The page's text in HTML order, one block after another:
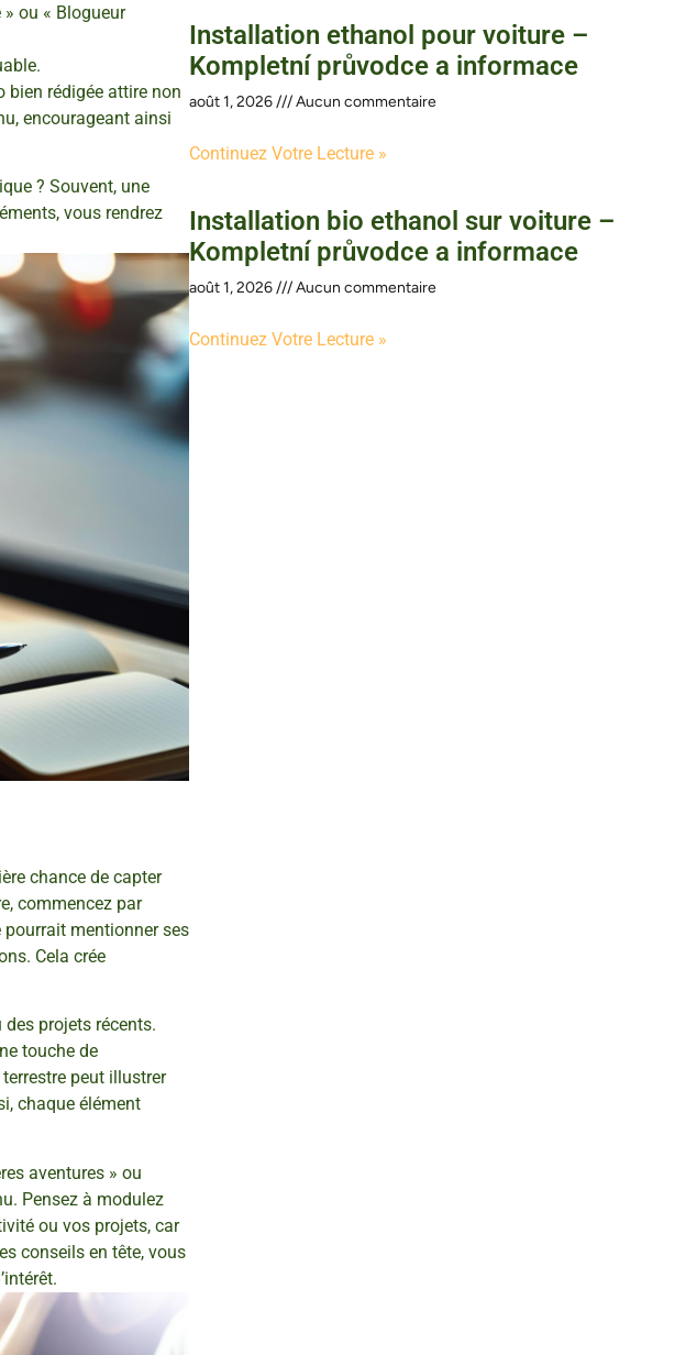
ou « Blogueur
bien rédigée attire non
encourageant ainsi
? Souvent, une
vous rendrez
chance de capter
commencez par
pourrait mentionner ses
Cela crée
projets récents.
touche de
peut illustrer
chaque élément
aventures » ou
Pensez à modulez
ou vos projets, car
conseils en tête, vous
Installation ethanol pour voiture –
Kompletní průvodce a informace
août 1, 2026 Aucun commentaire
Continuez Votre Lecture »
Installation bio ethanol sur voiture –
Kompletní průvodce a informace
août 1, 2026 Aucun commentaire
Continuez Votre Lecture »